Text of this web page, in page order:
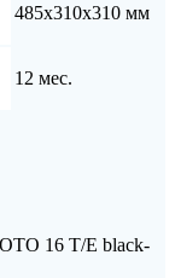
485x310x310 мм
12 мес.
16 T/E black-